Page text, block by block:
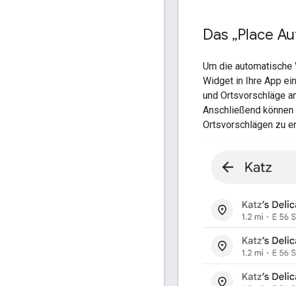
Das „Place
Um die
Widget in Ihre App
und Ortsvorschläge
Anschließend
Ortsvorschlägen zu